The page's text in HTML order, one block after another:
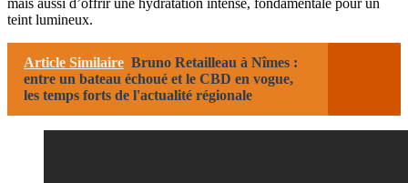
teint lumineux.
Article Similaire Bruno Retailleau à Nîmes :
entre un bateau échoué et le CBD en vogue,
les temps forts de l'actualité régionale